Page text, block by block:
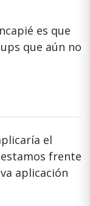
es que
que aún no
el
frente
aplicación